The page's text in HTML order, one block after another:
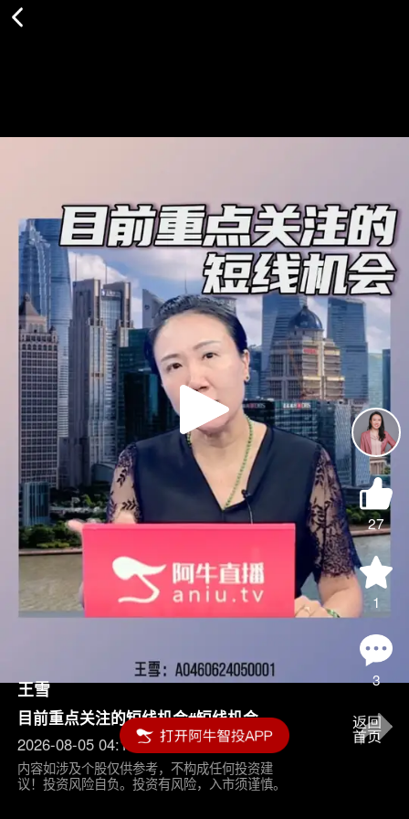
Play
Video
27
1
3
王雪
目前重点关注的短线机会#短线机会
2026-08-05 04:15
内容如涉及个股仅供参考，不构成任何投资建
议！投资风险自负。投资有风险，入市须谨慎。